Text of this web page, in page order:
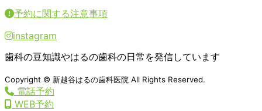
予約に関する注意事項
instagram
歯科の豆知識やはるの歯科の日常を発信しています
Copyright © 新越谷はるの歯科医院 All Rights Reserved.
電話予約
WEB予約